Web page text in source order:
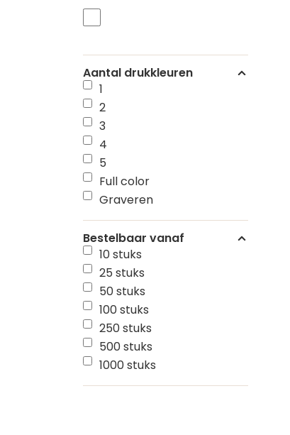
Aantal drukkleuren
1
2
3
4
5
Full color
Graveren
Bestelbaar vanaf
10 stuks
25 stuks
50 stuks
100 stuks
250 stuks
500 stuks
1000 stuks